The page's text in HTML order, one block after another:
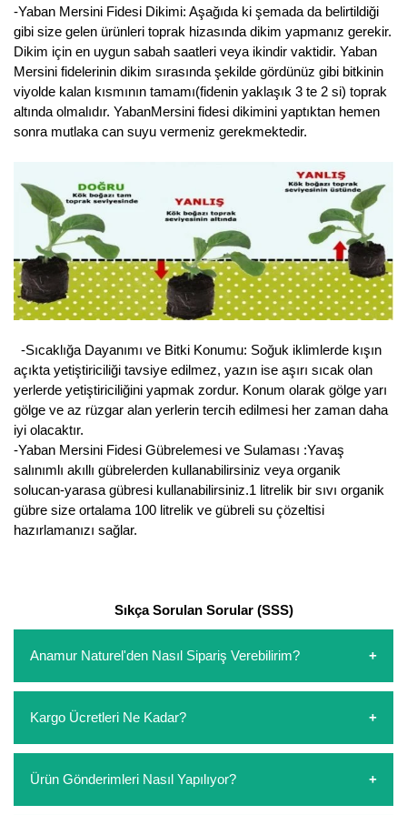
-Yaban Mersini Fidesi Dikimi: Aşağıda ki şemada da belirtildiği
gibi size gelen ürünleri toprak hizasında dikim yapmanız gerekir.
Dikim için en uygun sabah saatleri veya ikindir vaktidir. Yaban
Mersini fidelerinin dikim sırasında şekilde gördünüz gibi bitkinin
viyolde kalan kısmının tamamı(fidenin yaklaşık 3 te 2 si) toprak
altında olmalıdır. YabanMersini fidesi dikimini yaptıktan hemen
sonra mutlaka can suyu vermeniz gerekmektedir.
-Sıcaklığa Dayanımı ve Bitki Konumu: Soğuk iklimlerde kışın
açıkta yetiştiriciliği tavsiye edilmez, yazın ise aşırı sıcak olan
yerlerde yetiştiriciliğini yapmak zordur. Konum olarak gölge yarı
gölge ve az rüzgar alan yerlerin tercih edilmesi her zaman daha
iyi olacaktır.
-Yaban Mersini Fidesi Gübrelemesi ve Sulaması :Yavaş
salınımlı akıllı gübrelerden kullanabilirsiniz veya organik
solucan-yarasa gübresi kullanabilirsiniz.1 litrelik bir sıvı organik
gübre size ortalama 100 litrelik ve gübreli su çözeltisi
hazırlamanızı sağlar.
Sıkça Sorulan Sorular (SSS)
Anamur Naturel'den Nasıl Sipariş Verebilirim?
oluşturarak,iletişim numaralarımızdan bizi arayarak veya
whatsapp hattımızdan bizlere isteklerinizi yazarak sipariş
ödemelerini sipariş verdikten sonra havale/eft veya sipariş
Kargo Ücretleri Ne Kadar?
etmeyin diye 1500 lira ve üzerindeki siparişlerinizde
kargoyu biz karşılıyoruz. 1500 Lira altında kalan
Ürün Gönderimleri Nasıl Yapılıyor?
Nadir Çeşit Meyveler
Nar Fidanı
Narenciye Fidanları
Nektarin Fidanı
Pepino Fidanı
Pitaya Fidanı
Şeftali Fidanı
Trabzon Hurması Fidanı
Üzüm Fidanı
Vişne Fidanı
Yaban Mersini Fidanı
Zeytin Fidanı